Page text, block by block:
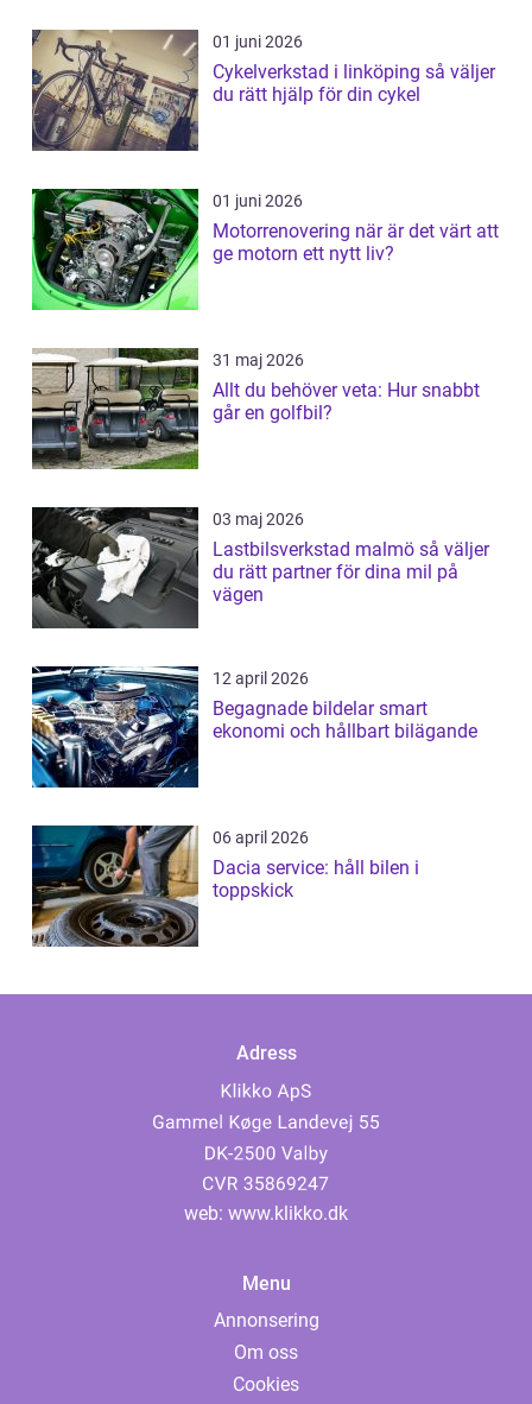
01 juni 2026
Cykelverkstad i linköping så väljer
du rätt hjälp för din cykel
01 juni 2026
Motorrenovering när är det värt att
ge motorn ett nytt liv?
31 maj 2026
Allt du behöver veta: Hur snabbt
går en golfbil?
03 maj 2026
Lastbilsverkstad malmö så väljer
du rätt partner för dina mil på
vägen
12 april 2026
Begagnade bildelar smart
ekonomi och hållbart bilägande
06 april 2026
Dacia service: håll bilen i
toppskick
Adress
web: www.klikko.dk
Menu
Annonsering
Om oss
Cookies